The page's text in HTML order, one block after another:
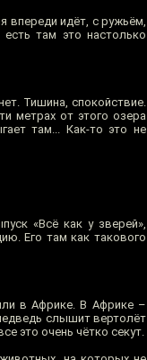
впереди идёт, с ружьём,
там это настолько
Тишина, спокойствие.
метрах от этого озера
там... Как-то это не
«Всё как у зверей»,
Его там как такового
в Африке. В Африке –
слышит вертолёт
это очень чётко секут.